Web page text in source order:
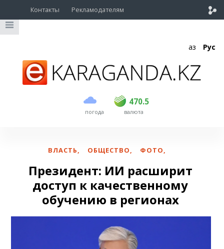
Контакты Рекламодателям
Қаз Рус
погода
470.5
USD 469.5 470.5
EUR валюта
ВЛАСТЬ, ОБЩЕСТВО, ФОТО,
Президент: ИИ расширит
доступ к качественному
обучению в регионах